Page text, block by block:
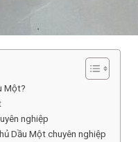
Một?
nghiệp
Dầu Một chuyên nghiệp